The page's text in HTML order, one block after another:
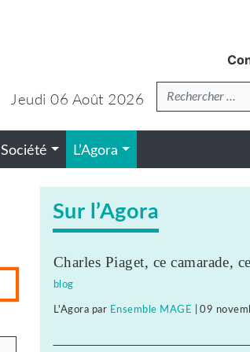
Jeudi 06 Août 2026Recherche
Société L’Agora
Sur l’Agora
Charles Piaget, ce camarade,
blog
L'Agora par Ensemble MAGE |09